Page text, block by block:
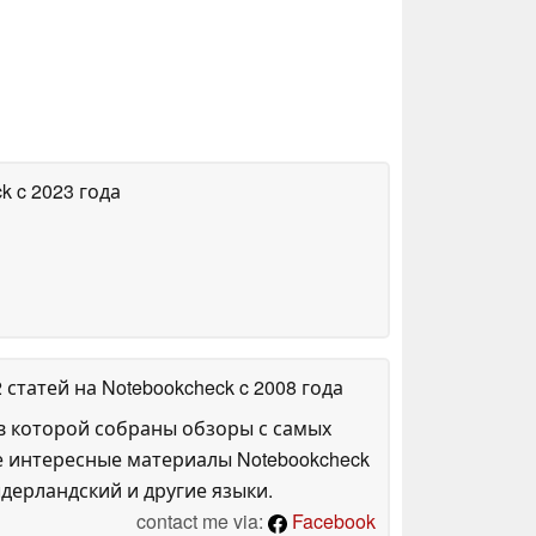
c 2023 года
статей на Notebookcheckc 2008 года
собраны обзоры с самых
материалы Notebookcheck
и другие языки.
contact me via:
Facebook